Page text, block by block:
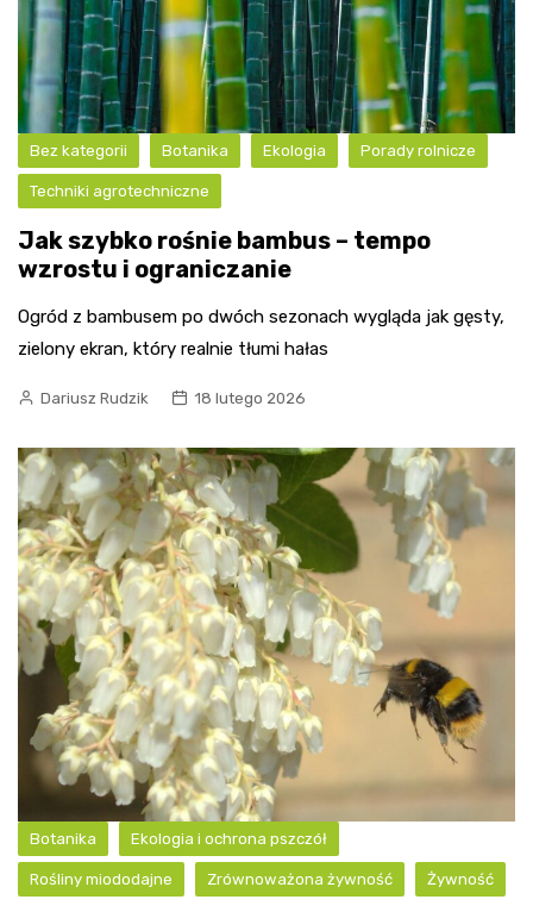
Bez kategorii Botanika Ekologia Porady rolnicze
Techniki agrotechniczne
Jak szybko rośnie bambus – tempo
wzrostu i ograniczanie
Ogród z bambusem po dwóch sezonach wygląda jak gęsty,
zielony ekran, który realnie tłumi hałas
Dariusz Rudzik 18 lutego 2026
Botanika Ekologia i ochrona pszczół
Rośliny miododajne Zrównoważona żywność Żywność